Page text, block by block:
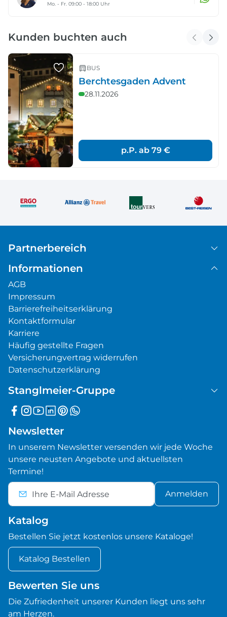
Mo. - Fr. 09:00 - 18:00 Uhr
Kunden buchten auch
BUS
Berchtesgaden Advent
28.11.2026
p.P. ab 79 €
Partnerbereich
Informationen
AGB
Impressum
Barrierefreiheitserklärung
Kontaktformular
Karriere
Häufig gestellte Fragen
Versicherungvertrag widerrufen
Datenschutzerklärung
Stanglmeier-Gruppe
Newsletter
In unserem Newsletter versenden wir jede Woche
unsere neusten Angebote und aktuellsten
Termine!
Anmelden
Katalog
Bestellen Sie jetzt kostenlos unsere Kataloge!
Katalog Bestellen
Bewerten Sie uns
Die Zufriedenheit unserer Kunden liegt uns sehr
am Herzen.